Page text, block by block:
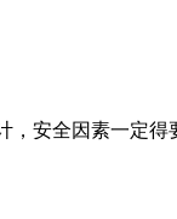
安全因素一定得